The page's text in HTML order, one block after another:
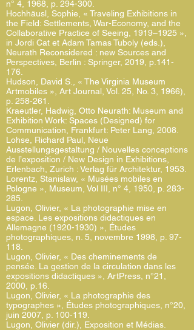
n° 4, 1968, p. 294-300.
Hochhäusl, Sophie, « Traveling Exhibitions in
the Field: Settlements, War-Economy, and the
Collaborative Practice of Seeing, 1919–1925 »,
in Jordi Cat et Adam Tamas Tuboly (eds.),
Neurath Reconsidered : new Sources and
Perspectives, Berlin : Springer, 2019, p.141-
176.
Hudson, David S., « The Virginia Museum
Artmobiles », Art Journal, Vol. 25, No. 3, 1966),
p. 258-261.
Kraeutler, Hadwig, Otto Neurath: Museum and
Exhibition Work: Spaces (Designed) for
Communication, Frankfurt: Peter Lang, 2008.
Lohse, Richard Paul, Neue
Ausstellungsgestaltung / Nouvelles conceptions
de l’exposition / New Design in Exhibitions,
Erlenbach, Zurich : Verlag für Architektur, 1953.
Lorentz, Stanislaw, « Musées mobiles en
Pologne », Museum, Vol III, n° 4, 1950, p. 283-
285.
Lugon, Olivier, « La photographie mise en
espace. Les expositions didactiques en
Allemagne (1920-1930) », Études
photographiques, n. 5, novembre 1998, p. 97-
118.
Lugon, Olivier, « Des cheminements de
pensée. La gestion de la circulation dans les
expositions didactiques », ArtPress, n°21,
2000, p.16.
Lugon, Olivier, « La photographie des
typographes », Études photographiques, n°20,
juin 2007, p. 100-119.
Lugon, Olivier (dir.), Exposition et Médias.